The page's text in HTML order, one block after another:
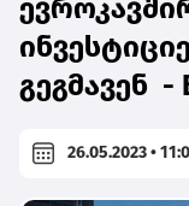
გეგმავენ -
26.05.2023 •